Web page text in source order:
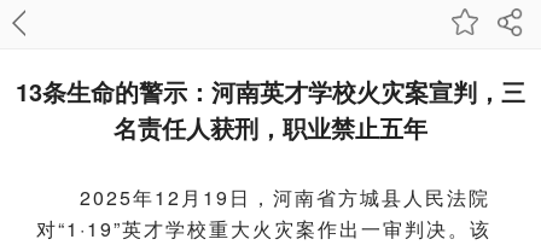
13条生命的警示：河南英才学校火灾案宣判，三
名责任人获刑，职业禁止五年
2025年12月19日，河南省方城县人民法院
对“1·19”英才学校重大火灾案作出一审判决。该